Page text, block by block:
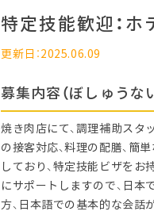
特定技能歓迎：
更新日：2025.06.09
募集内容（ぼしゅうな
焼き肉店にて、調理補助スタ
の接客対応、料理の配膳、簡
しており、特定技能ビザを
にサポートしますので、日
方、日本語での基本的な会話